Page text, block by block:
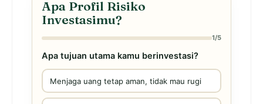
Apa Profil Risiko
Investasimu?
1/5
Apa tujuan utama kamu berinvestasi?
Menjaga uang tetap aman, tidak mau rugi